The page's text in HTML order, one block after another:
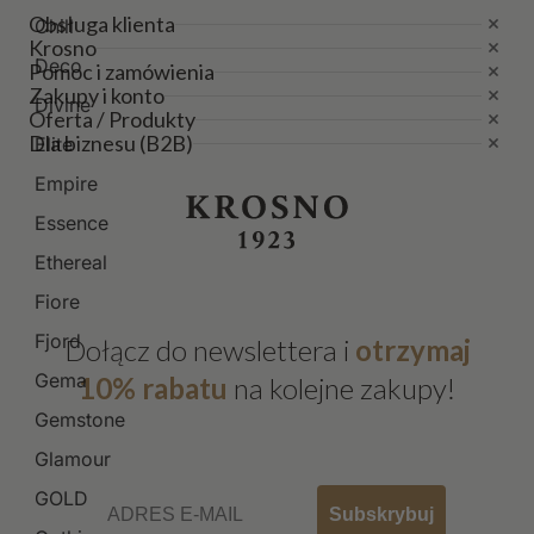
Chill
Deco
Divine
Elite
Empire
Essence
Ethereal
Fiore
Fjord
Gema
Gemstone
Glamour
GOLD
Obsługa klienta
Krosno
Pomoc i zamówienia
Zakupy i konto
Oferta / Produkty
Dla biznesu (B2B)
Dołącz do newslettera i otrzymaj
10% rabatu na kolejne zakupy!
Subskrybuj